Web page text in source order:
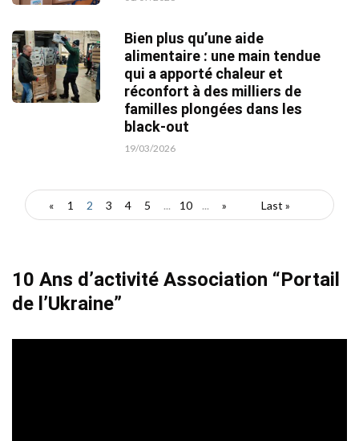
Bien plus qu’une aide
alimentaire : une main tendue
qui a apporté chaleur et
réconfort à des milliers de
familles plongées dans les
black-out
19/03/2026
« 1 2 3 4 5 ... 10 ... » Last »
10 Ans d’activité Association “Portail
de l’Ukraine”